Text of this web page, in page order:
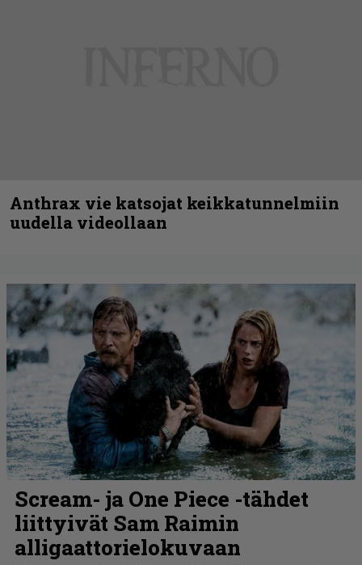
Anthrax vie katsojat keikkatunnelmiin
uudella videollaan